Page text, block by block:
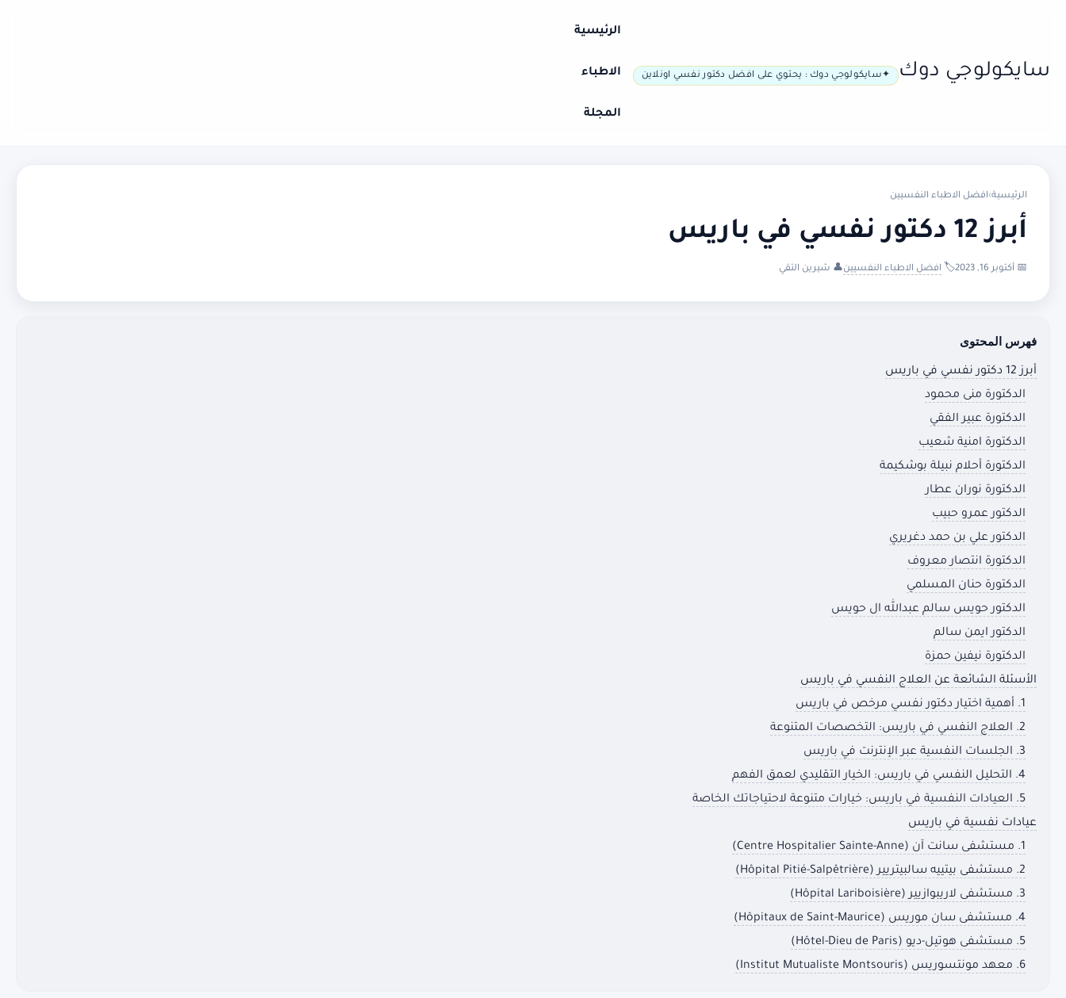
سايكولوجي دوك سايكولوجي دوك : يحتوي على افضل دكتور نفسي اونلاين
الرئيسية
الاطباء
المجلة
الرئيسية›افضل الاطباء النفسيين
أبرز 12 دكتور نفسي في باريس
📅 أكتوبر 16, 2023 🏷️ افضل الاطباء النفسيين👤 شيرين التقي
فهرس المحتوى
أبرز 12 دكتور نفسي في باريس
الدكتورة منى محمود
الدكتورة عبير الفقي
الدكتورة امنية شعيب
الدكتورة أحلام نبيلة بوشكيمة
الدكتورة نوران عطار
الدكتور عمرو حبيب
الدكتور علي بن حمد دغريري
الدكتورة انتصار معروف
الدكتورة حنان المسلمي
الدكتور حويس سالم عبدالله ال حويس
الدكتور ايمن سالم
الدكتورة نيفين حمزة
الأسئلة الشائعة عن العلاج النفسي في باريس
1. أهمية اختيار دكتور نفسي مرخص في باريس
2. العلاج النفسي في باريس: التخصصات المتنوعة
3. الجلسات النفسية عبر الإنترنت في باريس
4. التحليل النفسي في باريس: الخيار التقليدي لعمق الفهم
5. العيادات النفسية في باريس: خيارات متنوعة لاحتياجاتك الخاصة
عيادات نفسية في باريس
1. مستشفى سانت آن (Centre Hospitalier Sainte-Anne)
2. مستشفى بيتييه سالبيتريير (Hôpital Pitié-Salpêtrière)
3. مستشفى لاريبوازيير (Hôpital Lariboisière)
4. مستشفى سان موريس (Hôpitaux de Saint-Maurice)
5. مستشفى هوتيل-ديو (Hôtel-Dieu de Paris)
6. معهد مونتسوريس (Institut Mutualiste Montsouris)